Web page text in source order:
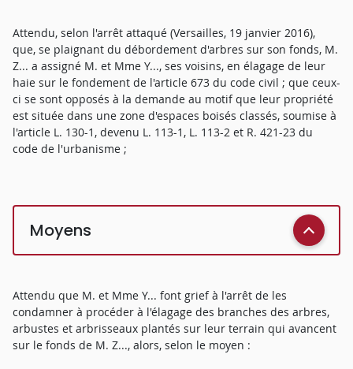
Attendu, selon l'arrêt attaqué (Versailles, 19 janvier 2016),
que, se plaignant du débordement d'arbres sur son fonds, M.
Z... a assigné M. et Mme Y..., ses voisins, en élagage de leur
haie sur le fondement de l'article 673 du code civil ; que ceux-
ci se sont opposés à la demande au motif que leur propriété
est située dans une zone d'espaces boisés classés, soumise à
l'article L. 130-1, devenu L. 113-1, L. 113-2 et R. 421-23 du
code de l'urbanisme ;
Moyens
Attendu que M. et Mme Y... font grief à l'arrêt de les
condamner à procéder à l'élagage des branches des arbres,
arbustes et arbrisseaux plantés sur leur terrain qui avancent
sur le fonds de M. Z..., alors, selon le moyen :